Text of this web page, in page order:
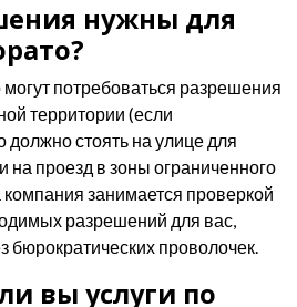
нужны для
потребоваться разрешения
территории (если
должно стоять на улице для
на проезд в зоны ограниченного
занимается проверкой
разрешений для вас,
бюрократических проволочек.
вы услуги по